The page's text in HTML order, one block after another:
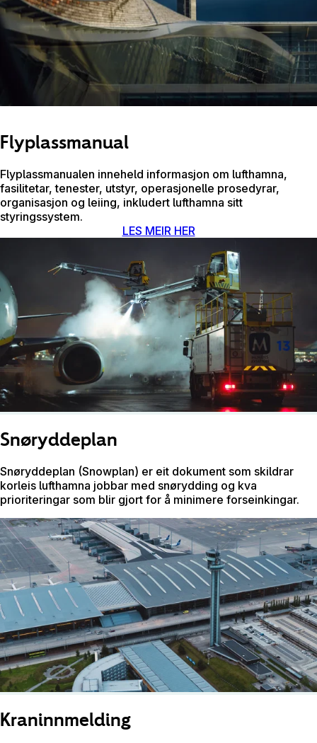
Flyplassmanual
Flyplassmanualen inneheld informasjon om lufthamna,
fasilitetar, tenester, utstyr, operasjonelle prosedyrar,
organisasjon og leiing, inkludert lufthamna sitt
styringssystem.
LES MEIR HER
Snøryddeplan
Snøryddeplan (Snowplan) er eit dokument som skildrar
korleis lufthamna jobbar med snørydding og kva
prioriteringar som blir gjort for å minimere forseinkingar.
Kraninnmelding